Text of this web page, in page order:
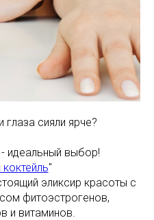
сияли ярче?
- идеальный выбор!
"
эликсир красоты с
фитоэстрогенов,
и витаминов.